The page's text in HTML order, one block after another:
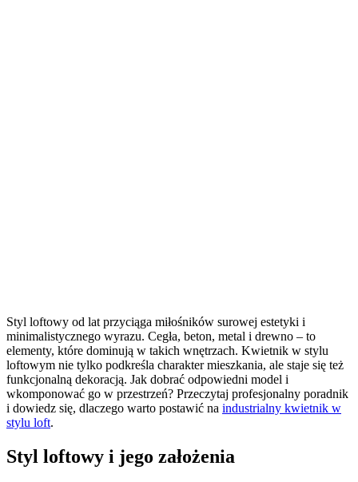
Styl loftowy od lat przyciąga miłośników surowej estetyki i
minimalistycznego wyrazu. Cegła, beton, metal i drewno – to
elementy, które dominują w takich wnętrzach. Kwietnik w stylu
loftowym nie tylko podkreśla charakter mieszkania, ale staje się też
funkcjonalną dekoracją. Jak dobrać odpowiedni model i
wkomponować go w przestrzeń? Przeczytaj profesjonalny poradnik
i dowiedz się, dlaczego warto postawić na industrialny kwietnik w
stylu loft.
Styl loftowy i jego założenia